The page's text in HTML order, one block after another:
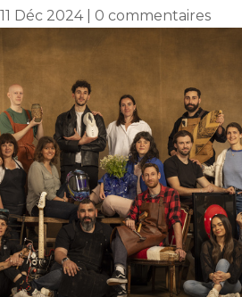
11 Déc 2024| 0 commentaires